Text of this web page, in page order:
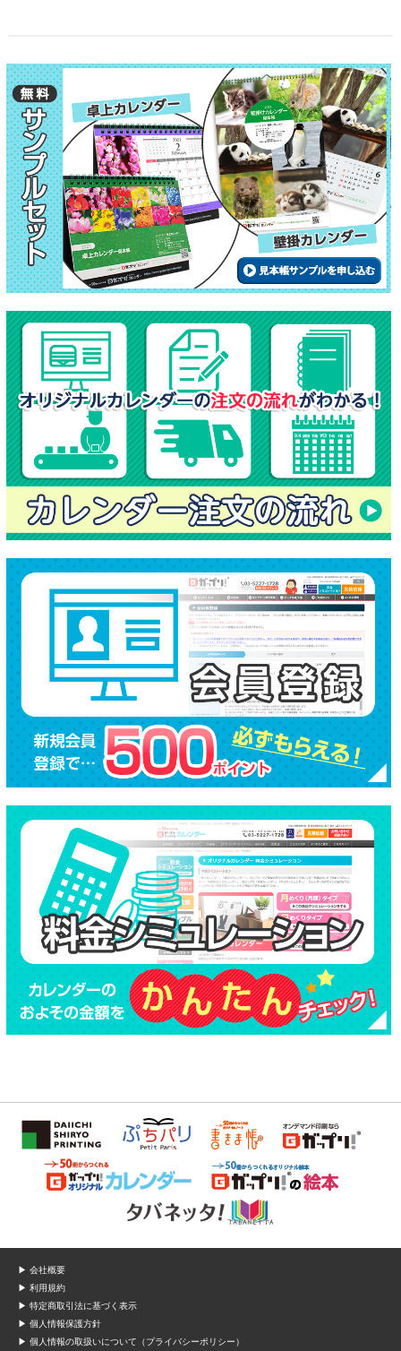
▶ 会社概要
▶ 利用規約
▶ 特定商取引法に基づく表示
▶ 個人情報保護方針
▶ 個人情報の取扱いについて（プライバシーポリシー）